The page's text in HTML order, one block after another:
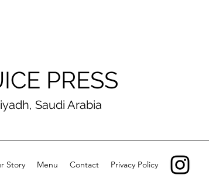
PRESS
Saudi Arabia
Story Menu Contact Privacy Policy